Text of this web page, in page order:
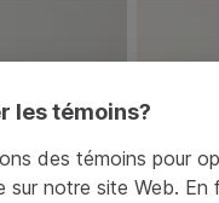
les témoins?
des témoins pour
sur notre site Web. En